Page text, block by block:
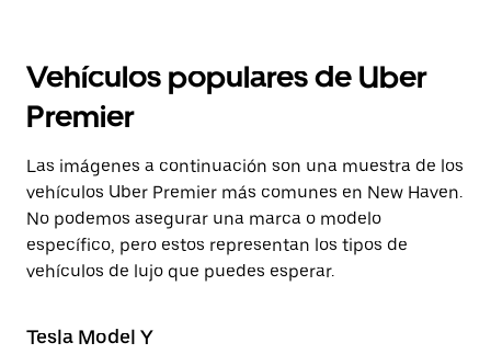
Vehículos populares de Uber
Premier
Las imágenes a continuación son una muestra de los
vehículos Uber Premier más comunes en New Haven.
No podemos asegurar una marca o modelo
específico, pero estos representan los tipos de
vehículos de lujo que puedes esperar.
Tesla Model Y